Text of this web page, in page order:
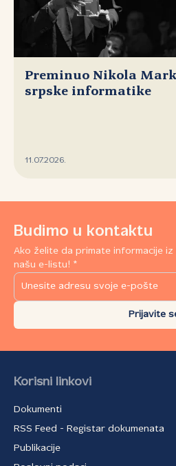
Preminuo Nikola
srpske informatike
11.07.2026.
Budimo u kontaktu
Ako želite da primate informacije iz
našu e-listu! *
Prijavite
Korisni linkovi
Dokumenti
RSS Feed - Registar dokumenata
Publikacije